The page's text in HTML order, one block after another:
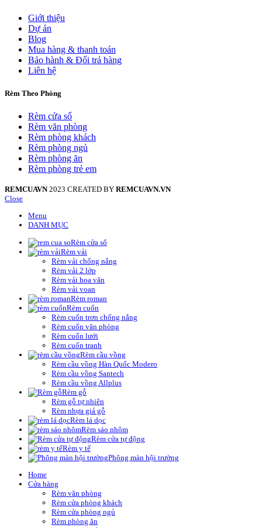
Giới thiệu
Dự án
Blog
Mua hàng & thanh toán
Bảo hành & Đổi trả hàng
Liên hệ
Rèm Theo Phòng
Rèm cửa sổ
Rèm văn phòng
Rèm phòng khách
Rèm phòng ngủ
Rèm phòng ăn
Rèm phòng trẻ em
REMCUAVN 2023 CREATED BY REMCUAVN.VN
Close
Menu
DANH MỤC
Rèm cửa sổ
Rèm vải
Rèm vải chống nắng
Rèm vải 2 lớp
Rèm vải hoa văn
Rèm vải voan
Rèm roman
Rèm cuốn
Rèm cuốn trơn chống nắng
Rèm cuốn văn phòng
Rèm cuốn lưới
Rèm cuốn tranh
Rèm cầu vồng
Rèm cầu vồng Hàn Quốc Modero
Rèm cầu vồng Santech
Rèm cầu vồng Allplus
Rèm gỗ
Rèm gỗ tự nhiên
Rèm nhựa giả gỗ
Rèm lá dọc
Rèm sáo nhôm
Rèm cửa tự động
Rèm y tế
Phông màn hội trường
Home
Cửa hàng
Rèm văn phòng
Rèm cửa phòng khách
Rèm cửa phòng ngủ
Rèm phòng ăn